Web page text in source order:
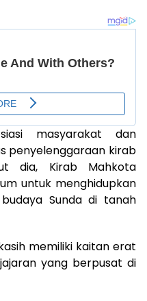
masyarakat dan
penyelenggaraan kirab
dia, Kirab Mahkota
untuk menghidupkan
Sunda di tanah
memiliki kaitan erat
yang berpusat di